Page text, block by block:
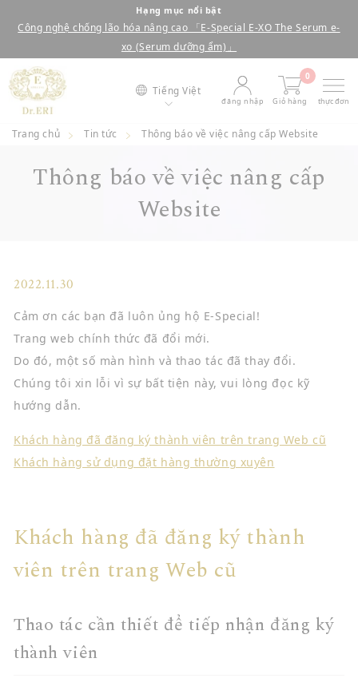
qua
nội
dung
dừng
trình
Hạng mục nổi bật
Công nghệ chống lão hóa nâng cao 「E-Special E-XO The Serum e-
xo (Serum dưỡng ẩm)」
Tiếng Việt
đăng nhập Giỏ hàng
0
thực đơn
Trang chủ Tin tức Thông báo về việc nâng cấp Website
Thông báo về việc nâng cấp
Website
2022.11.30
Cảm ơn các bạn đã luôn ủng hộ E-Special!
Trang web chính thức đã đổi mới.
Do đó, một số màn hình và thao tác đã thay đổi.
Chúng tôi xin lỗi vì sự bất tiện này, vui lòng đọc kỹ
hướng dẫn.
Khách hàng đã đăng ký thành viên trên trang Web cũ
Khách hàng sử dụng đặt hàng thường xuyên
Khách hàng đã đăng ký thành
viên trên trang Web cũ
Thao tác cần thiết để tiếp nhận đăng ký
thành viên